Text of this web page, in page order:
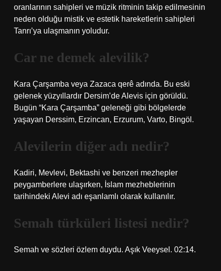
oranlarının sahipleri ve müzik ritminin takip edilmesinin
neden olduğu mistik ve estetik hareketlerin sahipleri
Tanrı’ya ulaşmanın yoludur.
Car ne demek alevilik?
Kara Çarşamba veya Zazaca qerê adında. Bu eski
gelenek yüzyıllardır Dersim’de Alevis için görüldü.
Bugün “Kara Çarşamba” geleneği gibi bölgelerde
yaşayan Derssim, Erzincan, Erzurum, Varto, Bingöl.
Alevilerin diğer adı nedir?
Kadiri, Mevlevi, Bektashi ve benzeri mezhepler
peygamberlere ulaşırken, İslam mezheblerinin
tarihindeki Alevi adı eşanlamlı olarak kullanılır.
Semah türküleri listesi nedir?
Semah ve sözleri özlem duydu. Aşık Veeysel. 02:14.